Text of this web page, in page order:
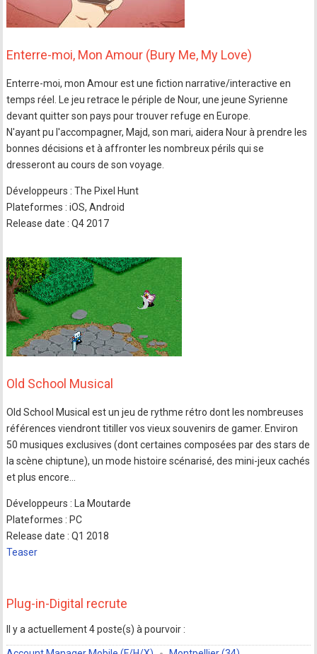
Enterre-moi, Mon Amour (Bury Me, My Love)
Enterre-moi, mon Amour est une fiction narrative/interactive en
temps réel. Le jeu retrace le périple de Nour, une jeune Syrienne
devant quitter son pays pour trouver refuge en Europe.
N'ayant pu l'accompagner, Majd, son mari, aidera Nour à prendre les
bonnes décisions et à affronter les nombreux périls qui se
dresseront au cours de son voyage.
Développeurs : The Pixel Hunt
Plateformes : iOS, Android
Release date : Q4 2017
Old School Musical
Old School Musical est un jeu de rythme rétro dont les nombreuses
références viendront titiller vos vieux souvenirs de gamer. Environ
50 musiques exclusives (dont certaines composées par des stars de
la scène chiptune), un mode histoire scénarisé, des mini-jeux cachés
et plus encore...
Développeurs : La Moutarde
Plateformes : PC
Release date : Q1 2018
Teaser
Plug-in-Digital recrute
Il y a actuellement 4 poste(s) à pourvoir :